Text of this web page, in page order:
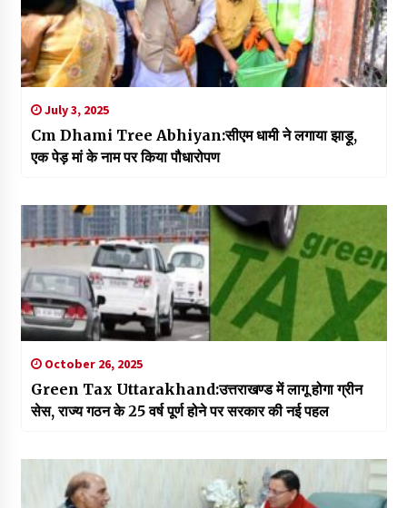
July 3, 2025
Cm Dhami Tree Abhiyan:सीएम धामी ने लगाया झाड़ू,
एक पेड़ मां के नाम पर किया पौधारोपण
October 26, 2025
Green Tax Uttarakhand:उत्तराखण्ड में लागू होगा ग्रीन
सेस, राज्य गठन के 25 वर्ष पूर्ण होने पर सरकार की नई पहल